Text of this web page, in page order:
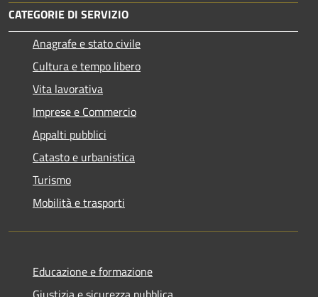
CATEGORIE DI SERVIZIO
Anagrafe e stato civile
Cultura e tempo libero
Vita lavorativa
Imprese e Commercio
Appalti pubblici
Catasto e urbanistica
Turismo
Mobilità e trasporti
Educazione e formazione